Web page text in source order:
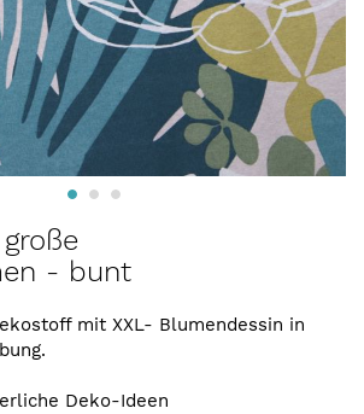
- bunt
mit XXL- Blumendessin in
Deko-Ideen